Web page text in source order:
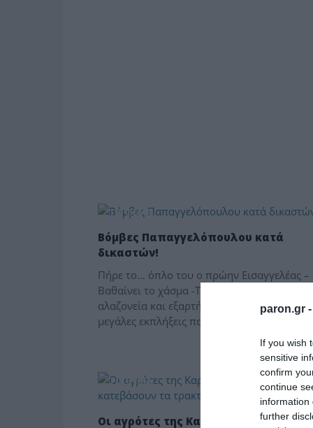
paron.gr -
If you wish
sensitive
confirm
continue
information
further
ΤΟ ΘΕΜΑ
Βόμβες Παπαγγελόπουλου κατά
δικαστών!
Πήρε το… όπλο του ο πρώην Εισαγγελέας –
Βαθαίνει το χάσμα -Τους κατηγορεί για
αλαζονεία και εξαρτήσεις… -Ποιες είναι οι
μεγάλες εκπλήξεις που προανήγγειλε ο […]
ΤΟ ΘΕΜΑ
Οι αγρότες της Καρδίτσας, είναι